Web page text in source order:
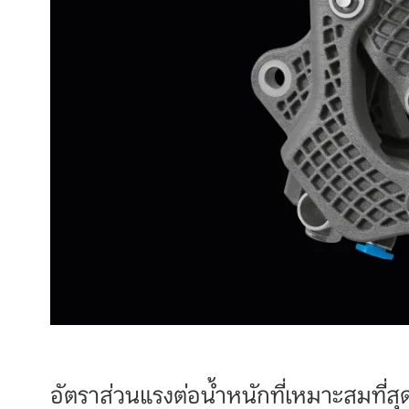
อัตราส่วนแรงต่อน้ำหนักที่เหมาะสมที่สุ